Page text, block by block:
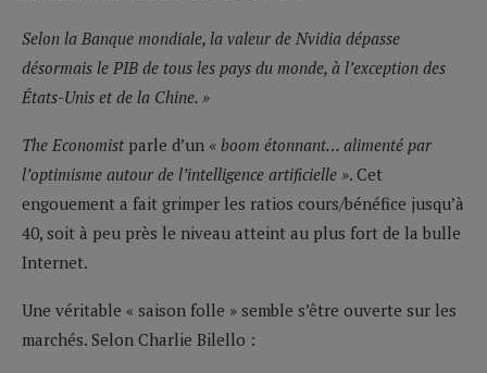
Selon la Banque mondiale, la valeur de Nvidia dépasse
désormais le PIB de tous les pays du monde, à l’exception des
États-Unis et de la Chine. »
The Economist parle d’un « boom étonnant… alimenté par
l’optimisme autour de l’intelligence artificielle ». Cet
engouement a fait grimper les ratios cours/bénéfice jusqu’à
40, soit à peu près le niveau atteint au plus fort de la bulle
Internet.
Une véritable « saison folle » semble s’être ouverte sur les
marchés. Selon Charlie Bilello :